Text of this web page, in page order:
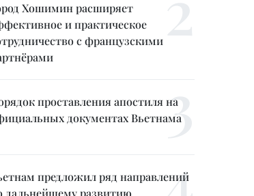
Хошимин расширяет
и практическое
с французскими
проставления апостиля на
документах Вьетнама
предложил ряд направлений
дальнейшему развитию